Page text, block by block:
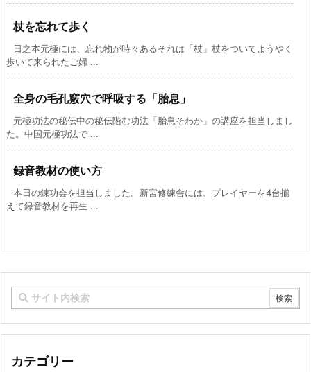
杖を忘れて歩く
日之本元極には、忘れ物が時々あるそれは「杖」杖をついてようやく
歩いて来られたご婦 ...
全身の毛孔竅穴で呼吸する「胎息」
元極功法の秘伝中の秘伝階む功法「胎息そわか」の講座を担当しまし
た。中国元極功法で ...
録音教材の使い方
本日の錬功会を担当しました。新宮修練舎には、プレイヤーを4台揃
えて録音教材を再生 ...
カテゴリー